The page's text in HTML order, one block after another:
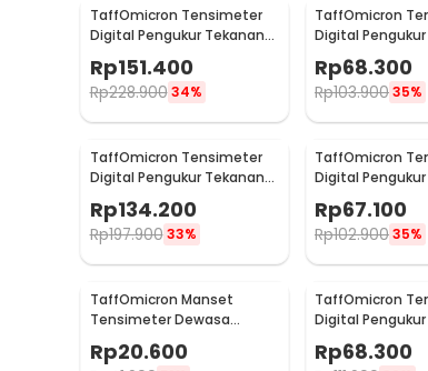
TaffOmicron Tensimeter
Digital Pengukur Tekanan
RAK289
Rp151.400
Rp228.900 34%
TaffOmicron
Digital
Darah English
3205
Rp68.300
Rp103.90035%
TaffOmicron Tensimeter
Digital Pengukur Tekanan
Darah Wrist Monitor
Bahasa Indonesia - RZ-204
Rp134.200
Rp197.900 33%
TaffOmicron
Digital
Darah Dual
3205
Rp67.100
Rp102.90035%
TaffOmicron Manset
Tensimeter Dewasa
Universal Arm Cuff
Replacement 22-48cm -
Rp20.600
TaffOmicron
Digital
Darah Indonesia
BW-3205
Rp68.300